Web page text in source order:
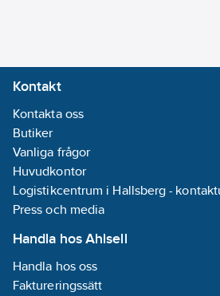
Kontakt
Kontakta oss
Butiker
Vanliga frågor
Huvudkontor
Logistikcentrum i Hallsberg -
Press och media
Handla hos Ahlsell
Handla hos oss
Faktureringssätt